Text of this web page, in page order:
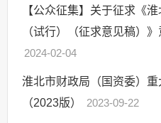
【公众征集】关于征求《
（试行）（征求意见稿）
2024-02-04
淮北市财政局（国资委）
（2023版）
2023-09-22